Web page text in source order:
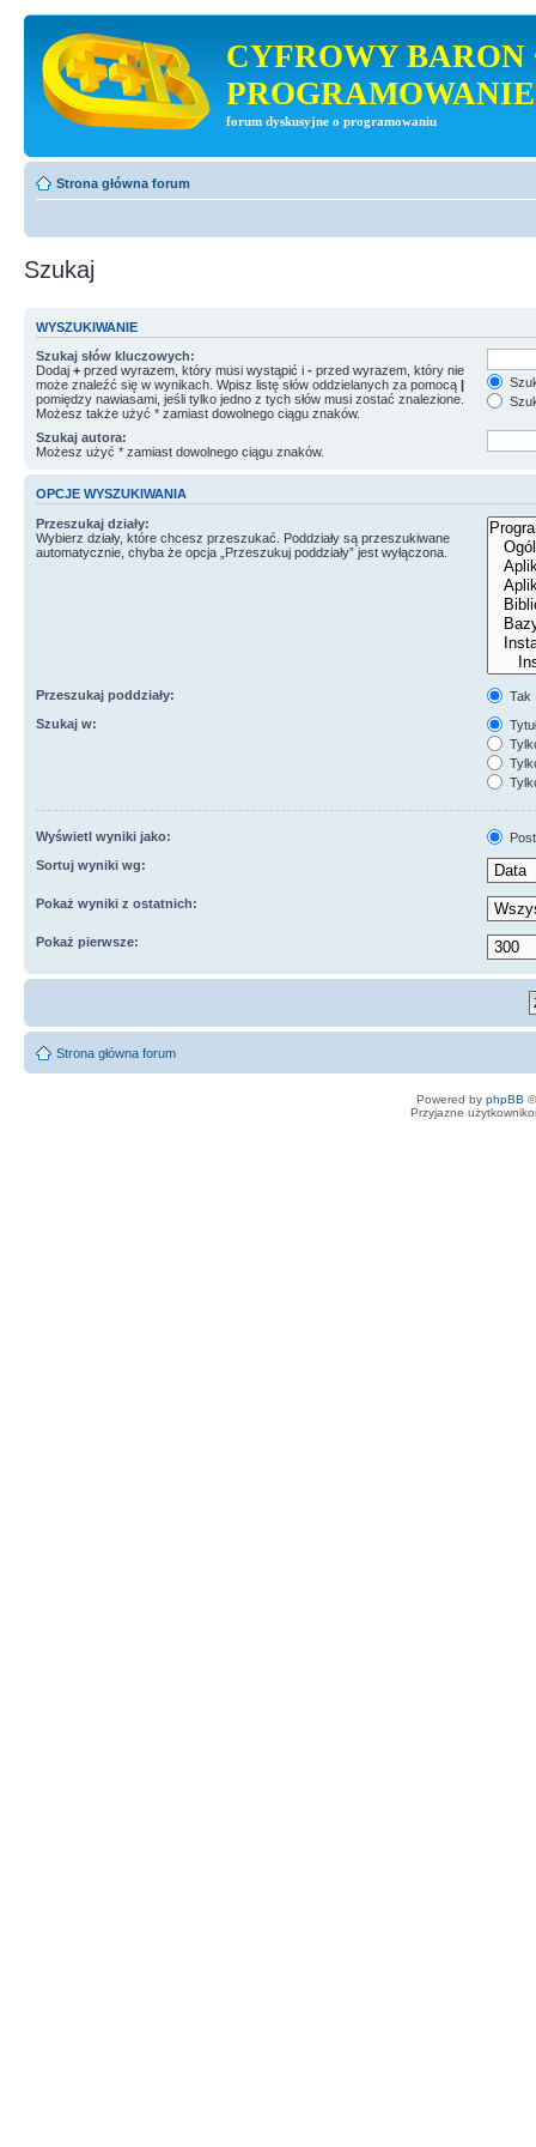
CYFROWY BARON
PROGRAMOWANIE
forum dyskusyjne o programowaniu
Strona główna forum
Szukaj
WYSZUKIWANIE
Szukaj słów kluczowych:
Dodaj + przed wyrazem, który musi wystąpić i - przed wyrazem, który nie
może znaleźć się w wynikach. Wpisz listę słów oddzielanych za pomocą |
pomiędzy nawiasami, jeśli tylko jedno z tych słów musi zostać znalezione.
Możesz także użyć * zamiast dowolnego ciągu znaków.
Szukaj autora:
Możesz użyć * zamiast dowolnego ciągu znaków.
OPCJE WYSZUKIWANIA
Przeszukaj działy:
Wybierz działy, które chcesz przeszukać. Poddziały są przeszukiwane
automatycznie, chyba że opcja „Przeszukuj poddziały” jest wyłączona.
Przeszukaj poddziały:
Tak
Szukaj w:
Wyświetl wyniki jako:
Sortuj wyniki wg:
Pokaż wyniki z ostatnich:
Pokaż pierwsze:
Strona główna forum
Powered by phpBB
Przyjazne